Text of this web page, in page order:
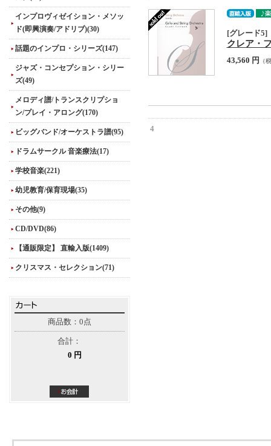
インプロヴィゼイション・メソッ
ド(即興演奏/アドリブ)(30)
話題のインプロ・シリーズ(147)
ジャズ・コンセプション・シリー
ズ(49)
メロディ譜/トランスクリプショ
ン/プレイ・アロング(170)
ビッグバンド/オーケストラ譜(95)
ドラムサークル 音楽療法(17)
学校音楽(221)
幼児教育/保育現場(35)
その他(9)
CD/DVD(86)
【通販限定】 直輸入版(1409)
クリスマス・セレクション(71)
商品数：0点
合計：
0 円
[グレード5]
クレア・
43,560 円 （
4